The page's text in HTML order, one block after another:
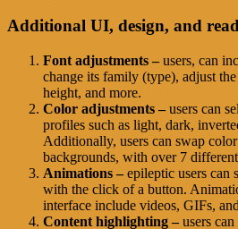
Additional UI, design, and
Font adjustments –users, can
change its family (type), adjust
height, and more.
Color adjustments –users can
profiles such as light, dark,
Additionally, users can swap
backgrounds, with over 7
Animations –epileptic users can
with the click of a button.
interface include videos, GIFs,
Content highlighting –users can